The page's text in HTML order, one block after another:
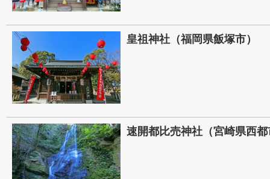
皇祖神社（福岡県飯塚市）
速開都比売神社（宮崎県西